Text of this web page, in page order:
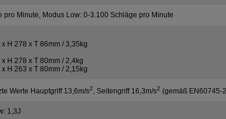
pro Minute, Modus Low: 0-3.100 Schläge pro Minute
H 278 x T 86mm / 3,35kg
H 278 x T 80mm / 2,4kg
H 263 x T 80mm / 2,15kg
Werte Hauptgriff 13,6m/s2, Seitengriff 16,3m/s2 (gemäß EN60745-
1,3J